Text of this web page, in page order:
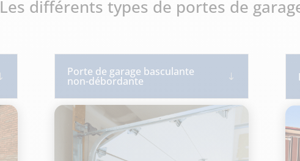
Les différents types de portes de
Porte de garage basculante
non-débordante